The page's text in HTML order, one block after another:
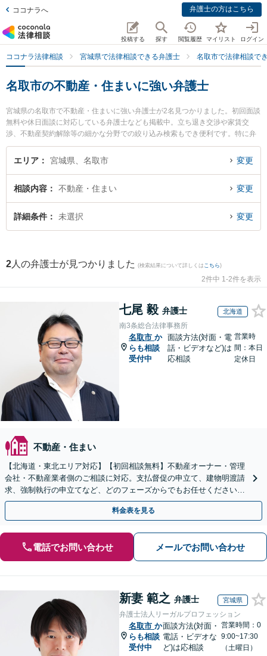
ココナラへ 弁護士の方はこちら
投稿する 探す 閲覧履歴 マイリスト ログイン
ココナラ法律相談 宮城県で法律相談できる弁護士 名取市で法律相談で
名取市の不動産・住まいに強い弁護士
宮城県の名取市で不動産・住まいに強い弁護士が2名見つかりました。初回面談
無料や休日面談に対応している弁護士なども掲載中。立ち退き交渉や家賃交
渉、不動産契約解除等の細かな分野での絞り込み検索もでき便利です。特に弁
護士法人法律事務所せんだい 名取オフィスの赤桐 仁輔弁護士やしらとり法律事
務所の白鳥 剛臣弁護士のプロフィール情報や弁護士費用、強みなどが注目され
の弁護士を検索したい』『初回相談無料で不動産・住まいを法律相談できる名
取市内の弁護士に相談予約したい』などでお困りの相談者さんにおすすめで
す。
エリア 宮城県、名取市 変更
相談内容 不動産・住まい 変更
詳細条件 未選択 変更
2 人の弁護士が見つかりました (検索結果について詳しくは こちら)
2件中 1-2件を表示
七尾 毅 弁護士 北海道
南3条総合法律事務所
名取市 か
らも相談
受付中
面談方法(対面・電
話・ビデオなど)は
応相談
営業時
間：本日
定休日
不動産・住まい
【北海道・東北エリア対応】【初回相談無料】不動産オーナー・管理
会社・不動産業者側のご相談に対応。支払督促の申立て、建物明渡請
求、強制執行の申立てなど、どのフェーズからでもお任せください。
他士業ともワンストップで対応可能【休日・夜間面談OK】
料金表を見る
電話でお問い合わせ メールでお問い合わせ
新妻 範之 弁護士 宮城県
弁護士法人リーガルプロフェッション
名取市 か
らも相談
受付中
面談方法(対面・
電話・ビデオな
ど)は応相談
営業時間：0
9:00~17:30
（土曜日）